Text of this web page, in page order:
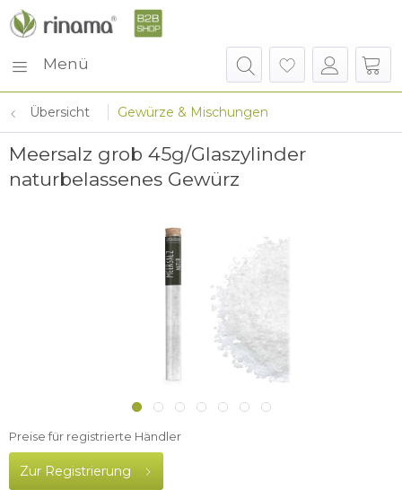
Menü
Übersicht Gewürze & Mischungen
Meersalz grob 45g/Glaszylinder
naturbelassenes Gewürz
Preise für registrierte Händler
Zur Registrierung